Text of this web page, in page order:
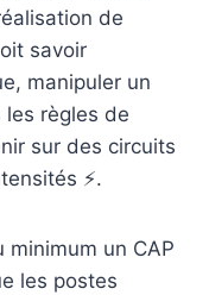
de
savoir
manipuler un
règles de
sur des circuits
⚡.
un CAP
les postes